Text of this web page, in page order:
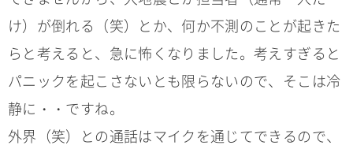
け）が倒れる（笑）とか、何か不測のことが起きた
らと考えると、急に怖くなりました。考えすぎると
パニックを起こさないとも限らないので、そこは冷
静に・・ですね。
外界（笑）との通話はマイクを通じてできるので、